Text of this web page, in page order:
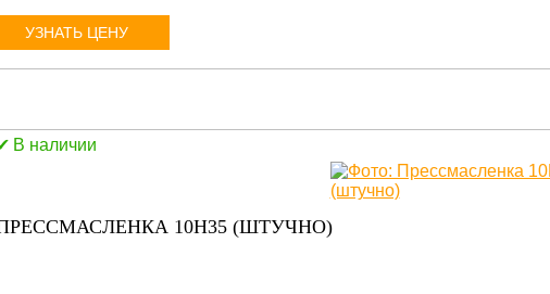
УЗНАТЬ ЦЕНУ
В наличии
10H35 (ШТУЧНО)